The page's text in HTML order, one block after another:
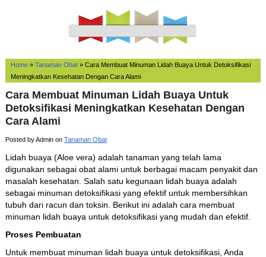
Home» Tanaman Obat» Cara Membuat Minuman Lidah Buaya Untuk Detoksifikasi
Meningkatkan Kesehatan Dengan Cara Alami
Cara Membuat Minuman Lidah Buaya Untuk
Detoksifikasi Meningkatkan Kesehatan Dengan
Cara Alami
Posted by Admin on Tanaman Obat
Lidah buaya (Aloe vera) adalah tanaman yang telah lama
digunakan sebagai obat alami untuk berbagai macam penyakit dan
masalah kesehatan. Salah satu kegunaan lidah buaya adalah
sebagai minuman detoksifikasi yang efektif untuk membersihkan
tubuh dari racun dan toksin. Berikut ini adalah cara membuat
minuman lidah buaya untuk detoksifikasi yang mudah dan efektif.
Proses Pembuatan
Untuk membuat minuman lidah buaya untuk detoksifikasi, Anda